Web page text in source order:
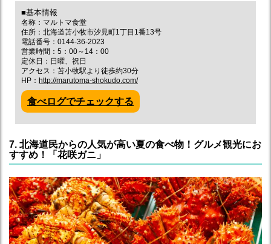
■基本情報
名称：マルトマ食堂
住所：北海道苫小牧市汐見町1丁目1番13号
電話番号：0144-36-2023
営業時間：5：00～14：00
定休日：日曜、祝日
アクセス：苫小牧駅より徒歩約30分
HP： http://marutoma-shokudo.com/
食べログでチェックする
7. 北海道民からの人気が高い夏の食べ物！グルメ観光にお
すすめ！「花咲ガニ」